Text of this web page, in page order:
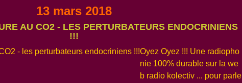
13 mars 2018
AU CO2 - LES PERTURBATEURS ENDOCRINIENS
!!!
Oyez Oyez !!! Une radiopho
nie 100% durable sur la we
b radio kolectiv ... pour parle